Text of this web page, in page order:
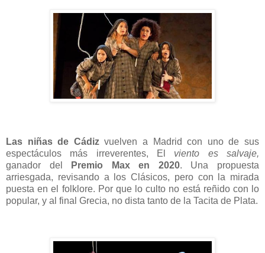
Las niñas de Cádizvuelven a Madrid con uno de sus
espectáculos más irreverentes, El
viento es salvaje,
ganador del
Premio Max en 2020. Una propuesta
arriesgada, revisando a los Clásicos, pero con la mirada
puesta en el folklore. Por que lo culto no está reñido con lo
popular, y al final Grecia, no dista tanto de la Tacita de Plata.